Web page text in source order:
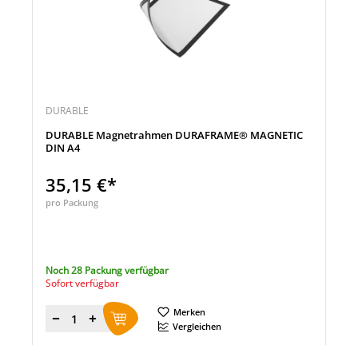
DURABLE
DURABLE Magnetrahmen DURAFRAME® MAGNETIC
DIN A4
35,15 €*
pro Packung
Noch 28 Packung verfügbar
Sofort verfügbar
Menge
Merken
Vergleichen